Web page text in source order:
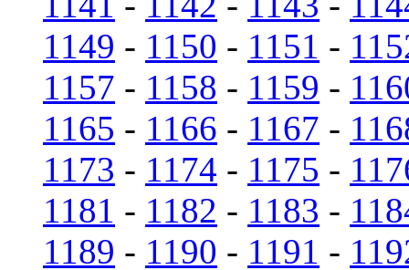
1149 - 1150 - 1151 -
1157 - 1158 - 1159 -
1165 - 1166 - 1167 -
1173 - 1174 - 1175 -
1181 - 1182 - 1183 -
1189 - 1190 - 1191 -